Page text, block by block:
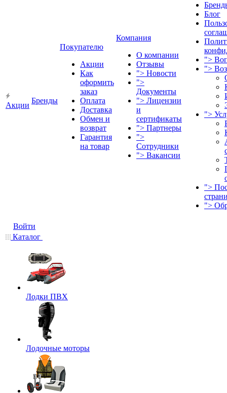
Акции
Бренды
Покупателю
Акции
Как
оформить
заказ
Оплата
Доставка
Обмен и
возврат
Гарантия
на товар
Компания
О компании
Отзывы
"> Новости
">
Документы
"> Лицензии
и
сертификаты
"> Партнеры
">
Сотрудники
"> Вакансии
Блог
">
">
">
">
">
Войти
Каталог
Лодки ПВХ
Лодочные моторы